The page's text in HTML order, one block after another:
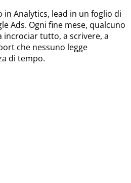
in Analytics, lead in un foglio di
Ads. Ogni fine mese, qualcuno
incrociar tutto, a scrivere, a
che nessuno legge
di tempo.